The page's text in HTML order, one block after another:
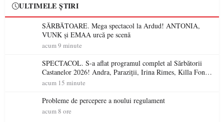
ULTIMELE ȘTIRI
SĂRBĂTOARE. Mega spectacol la Ardud! ANTONIA,
VUNK și EMAA urcă pe scenă
acum 9 minute
SPECTACOL. S-a aflat programul complet al Sărbătorii
Castanelor 2026! Andra, Paraziții, Irina Rimes, Killa Fonic,
Zdob și Zdub și Fuego vin la Baia Mare
acum 15 minute
Probleme de percepere a noului regulament
acum 8 ore